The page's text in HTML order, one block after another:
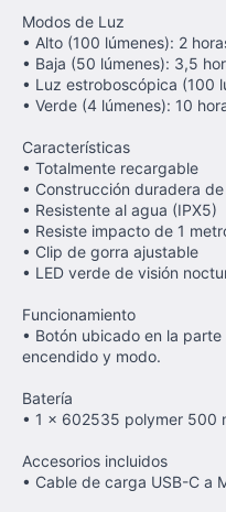
Modos de Luz
• Alto (100 lúmenes): 2
• Baja (50 lúmenes): 3,5
• Luz estroboscópica (100
• Verde (4 lúmenes): 10
Características
• Totalmente recargable
• Construcción duradera de
• Resistente al agua (IPX5)
• Resiste impacto de 1
• Clip de gorra ajustable
• LED verde de visión
Funcionamiento
• Botón ubicado en la
encendido y modo.
Batería
• 1 x 602535 polymer 500
Accesorios incluidos
• Cable de carga USB-C a